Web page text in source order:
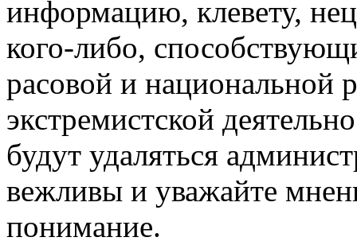
информацию, клевету,
кого-либо,
расовой и национальной
экстремистской
будут удаляться
вежливы и уважайте
понимание.